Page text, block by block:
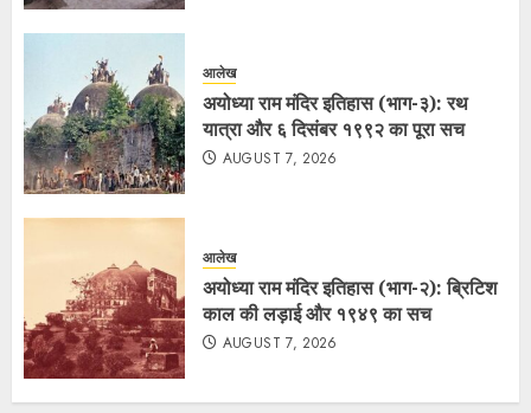
आलेख
अयोध्या राम मंदिर इतिहास (भाग-३): रथ
यात्रा और ६ दिसंबर १९९२ का पूरा सच
AUGUST 7, 2026
आलेख
अयोध्या राम मंदिर इतिहास (भाग-२): ब्रिटिश
काल की लड़ाई और १९४९ का सच
AUGUST 7, 2026